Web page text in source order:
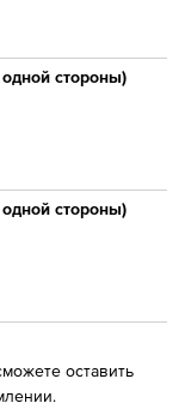
стороны)
стороны)
оставить